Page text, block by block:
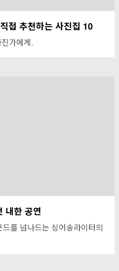
접 추천하는 사진집 10
가에게.
한 공연
를 넘나드는 싱어송라이터의